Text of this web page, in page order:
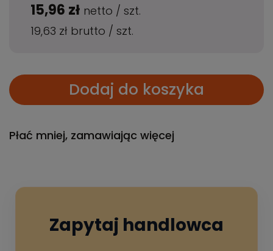
15,96 zł netto / szt.
19,63 zł brutto / szt.
Dodaj do koszyka
Płać mniej, zamawiając więcej
Zapytaj handlowca